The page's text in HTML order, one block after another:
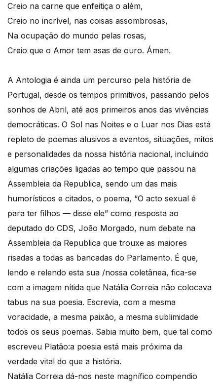
Creio na carne que enfeitiça o além,
Creio no incrível, nas coisas assombrosas,
Na ocupação do mundo pelas rosas,
Creio que o Amor tem asas de ouro. Ámen.
A Antologia é ainda um percurso pela história de
Portugal, desde os tempos primitivos, passando pelos
sonhos de Abril, até aos primeiros anos das vivências
democráticas. O Sol nas Noites e o Luar nos Dias está
repleto de poemas alusivos a eventos, situações, mitos
e personalidades da nossa história nacional, incluindo
algumas criações ligadas ao tempo que passou na
Assembleia da Republica, sendo um das mais
humorísticos e citados, o poema, “O acto sexual é
para ter filhos — disse ele” como resposta ao
deputado do CDS, João Morgado, num debate na
Assembleia da Republica que trouxe as maiores
risadas a todas as bancadas do Parlamento. É que,
lendo e relendo esta sua /nossa coletânea, fica-se
com a imagem nítida que Natália Correia não colocava
tabus na sua poesia. Escrevia, com a mesma
voracidade, a mesma paixão, a mesma sublimidade
todos os seus poemas. Sabia muito bem, que tal como
escreveu Platão:a poesia está mais próxima da
verdade vital do que a história.
Natália Correia dá-nos neste magnífico compendio